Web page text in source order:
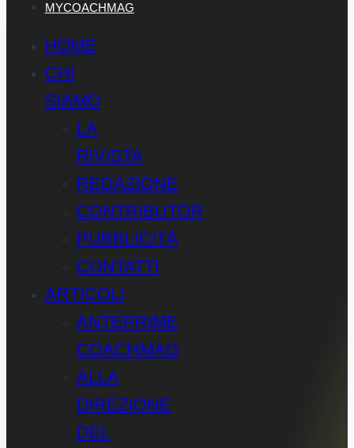
MYCOACHMAG
HOME
CHI
SIAMO
LA
RIVISTA
REDAZIONE
CONTRIBUTOR
PUBBLICITÀ
CONTATTI
ARTICOLI
ANTEPRIME
COACHMAG
ALLA
DIREZIONE
DEL